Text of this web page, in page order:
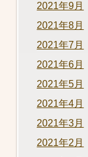
2021年9月
2021年8月
2021年7月
2021年6月
2021年5月
2021年4月
2021年3月
2021年2月